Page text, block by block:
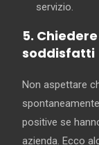
servizio.
5.
soddisfatti
Non aspettare
positive se
azienda. Ecco